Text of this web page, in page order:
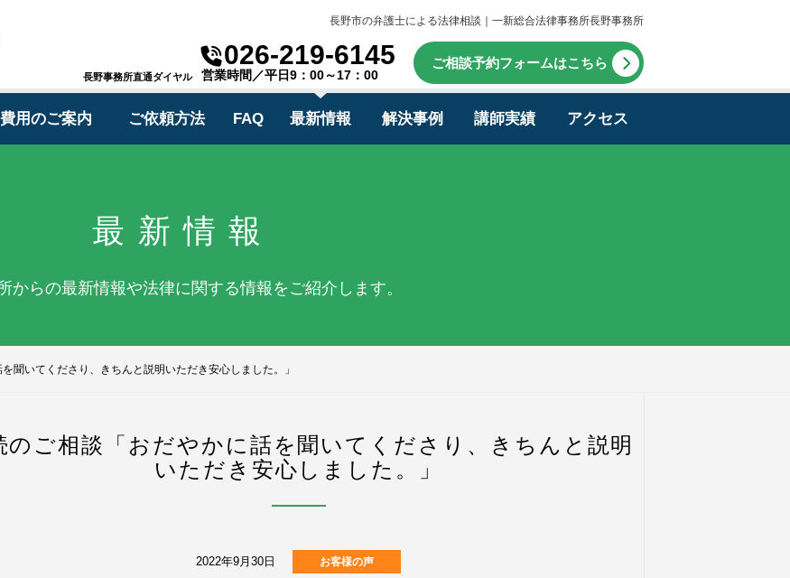
長野市の弁護士による法律相談｜一新総合法律事務所長野事務所
長野事務所直通ダイヤル
026-219-6145
営業時間／平日9：00～17：00
ご相談予約フォームはこちら
費用のご案内 ご依頼方法 FAQ 最新情報 解決事例 講師実績 アクセス
最新情報
からの最新情報や法律に関する情報をご紹介します。
聞いてくださり、きちんと説明いただき安心しました。」
のご相談「おだやかに話を聞いてくださり、きちんと説明
いただき安心しました。」
2022年9月30日 お客様の声